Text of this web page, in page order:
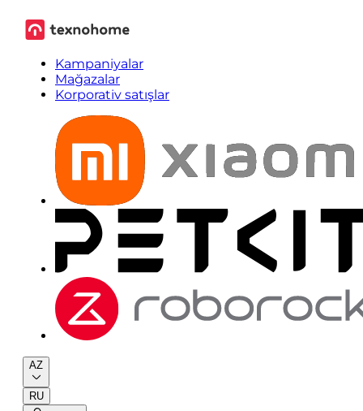
Kampaniyalar
Mağazalar
Korporativ satışlar
AZ
RU